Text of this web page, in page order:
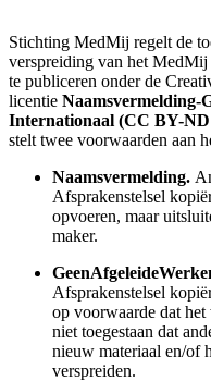
Stichting MedMij regelt de
verspreiding van het MedMij
te publiceren onder de
licentie Naamsvermelding-
Internationaal (CC BY-ND
stelt twee voorwaarden aan
Naamsvermelding.
Afsprakenstelsel
opvoeren, maar
maker.
Afsprakenstelsel
op voorwaarde dat
niet toegestaan dat
nieuw materiaal en/of
verspreiden.